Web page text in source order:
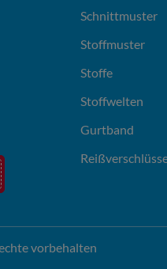
Schnittmuster
Stoffmuster
Stoffe
Stoffwelten
Gurtband
vorbehalten